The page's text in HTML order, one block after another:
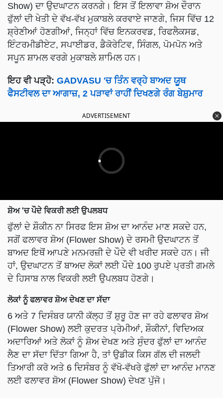
Show) ਦਾ ਉਦਘਾਟਨ ਕਰਨਗੇ। ਇਸ ਤੋਂ ਇਲਾਵਾ ਸ਼ੋਅ ਦੌਰਾਨ
ਫੁੱਲਾਂ ਦੀ ਖੇਤੀ ਦੇ ਵੱਖ-ਵੱਖ ਮੁਕਾਬਲੇ ਕਰਵਾਏ ਜਾਣਗੇ, ਜਿਸ ਵਿੱਚ 12
ਸ਼੍ਰੇਣੀਆਂ ਹੋਣਗੀਆਂ, ਜਿਨ੍ਹਾਂ ਵਿੱਚ ਇਨਕਰਵਡ, ਰਿਫਲੈਕਸਡ,
ਇੰਟਰਮੀਡੀਏਟ, ਸਪਾਈਡਰ, ਡੈਕੋਰੇਟਿਵ, ਸਿੰਗਲ, ਪੋਮਪੋਨ ਅਤੇ
ਸਪੂਨ ਸ਼ਾਮਲ ਵਰਗੇ ਮੁਕਾਬਲੇ ਸ਼ਾਮਿਲ ਹਨ।
ਇਹ ਵੀ ਪੜ੍ਹੋ: GADVASU 'ਚ ਤਿੰਨ ਵਰ੍ਹੇ ਬਾਅਦ ਯੂਥ
ਫੈਸਟੀਵਲ ਦਾ ਆਗਾਜ਼, 2 ਪੜਾਵਾਂ ਰਾਹੀਂ ਦਿਖਣਗੇ ਰੰਗ ਬੇਸ਼ੁਮਾਰ
ADVERTISEMENT
ਸ਼ੋਅ 'ਚ ਪੌਦੇ ਵਿਕਰੀ ਲਈ ਉਪਲਬਧ
ਫੁੱਲਾਂ ਦੇ ਸ਼ੌਕੀਨ ਨਾ ਸਿਰਫ ਇਸ ਸ਼ੋਅ ਦਾ ਆਨੰਦ ਮਾਣ ਸਕਦੇ ਹਨ,
ਸਗੋਂ ਫਲਾਵਰ ਸ਼ੋਅ (Flower Show) ਦੇ ਰਸਮੀ ਉਦਘਾਟਨ ਤੋਂ
ਬਾਅਦ ਇਥੋਂ ਆਪਣੇ ਮਨਮਰਜ਼ੀ ਦੇ ਪੌਦੇ ਵੀ ਖਰੀਦ ਸਕਦੇ ਹਨ। ਜੀ
ਹਾਂ, ਉਦਘਾਟਨ ਤੋਂ ਬਾਅਦ ਲੋਕਾਂ ਲਈ ਪੌਦੇ 100 ਰੁਪਏ ਪ੍ਰਤੀ ਗਮਲੇ
ਦੇ ਹਿਸਾਬ ਨਾਲ ਵਿਕਰੀ ਲਈ ਉਪਲਬਧ ਹੋਣਗੇ।
ਲੋਕਾਂ ਨੂੰ ਫਲਾਵਰ ਸ਼ੋਅ ਦੇਖਣ ਦਾ ਸੱਦਾ
6 ਅਤੇ 7 ਦਿਸੰਬਰ ਯਾਨੀ ਕੱਲ੍ਹ ਤੋਂ ਸ਼ੁਰੂ ਹੋਣ ਜਾ ਰਹੇ ਫਲਾਵਰ ਸ਼ੋਅ
(Flower Show) ਲਈ ਕੁਦਰਤ ਪ੍ਰੇਮੀਆਂ, ਸ਼ੌਕੀਨਾਂ, ਵਿਦਿਅਕ
ਅਦਾਰਿਆਂ ਅਤੇ ਲੋਕਾਂ ਨੂੰ ਸ਼ੋਅ ਦੇਖਣ ਅਤੇ ਸੁੰਦਰ ਫੁੱਲਾਂ ਦਾ ਆਨੰਦ
ਲੈਣ ਦਾ ਸੱਦਾ ਦਿੱਤਾ ਗਿਆ ਹੈ, ਤਾਂ ਉਡੀਕ ਕਿਸ ਗੱਲ ਦੀ ਜਲਦੀ
ਤਿਆਰੀ ਕਰੋ ਅਤੇ 6 ਦਿਸੰਬਰ ਨੂੰ ਵੱਖੋ-ਵੱਖਰੇ ਫੁੱਲਾਂ ਦਾ ਆਨੰਦ ਮਾਨਣ
ਲਈ ਫਲਾਵਰ ਸ਼ੋਅ (Flower Show) ਦੇਖਣ ਪੁੱਜੋ।